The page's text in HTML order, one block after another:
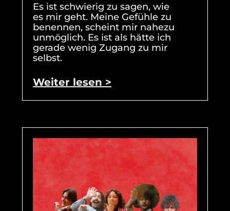
Es ist schwierig zu sagen, wie
es mir geht. Meine Gefühle zu
benennen, scheint mir nahezu
unmöglich. Es ist als hätte ich
gerade wenig Zugang zu mir
selbst.
Weiter lesen >